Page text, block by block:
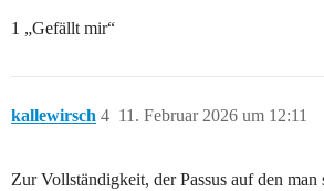
1 „Gefällt mir“
kallewirsch 11. Februar 2026 um 12:11
4
Zur Vollständigkeit, der Passus auf den man